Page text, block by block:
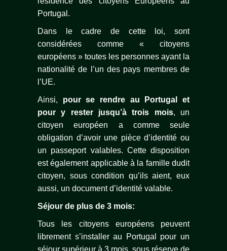
Portugal.
Dans le cadre de cette loi, sont
considérées comme « citoyens
européens » toutes les personnes ayant la
nationalité de l’un des pays membres de
l’UE.
Ainsi, pour se rendre au Portugal et
pour y rester jusqu’à trois mois, un
citoyen européen a comme seule
obligation d’avoir une pièce d’identité ou
un passeport valables. Cette disposition
est également applicable à la famille dudit
citoyen, sous condition qu’ils aient, eux
aussi, un document d’identité valable.
Séjour de plus de 3 mois:
Tous les citoyens européens peuvent
librement s’installer au Portugal pour un
séjour supérieur à 3 mois, sous réserve de